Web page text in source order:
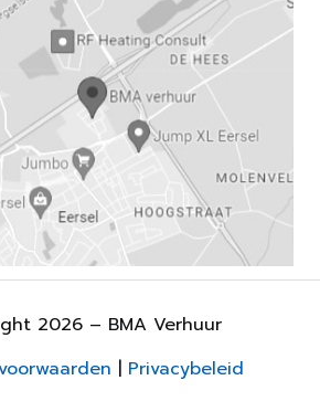
2026 – BMA Verhuur
| Privacybeleid